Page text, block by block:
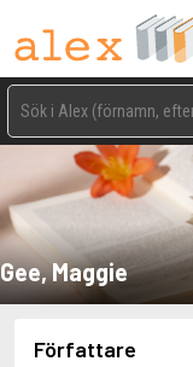
Gee, Maggie
Författare